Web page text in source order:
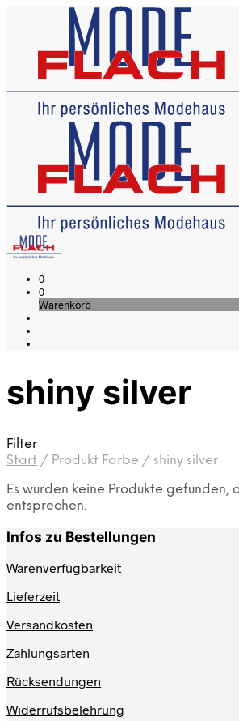
0
0
Warenkorb
shiny silver
Filter
Start / Produkt Farbe / shiny silver
Es wurden keine Produkte gefunden,
entsprechen.
Infos zu Bestellungen
Warenverfügbarkeit
Lieferzeit
Versandkosten
Zahlungsarten
Rücksendungen
Widerrufsbelehrung